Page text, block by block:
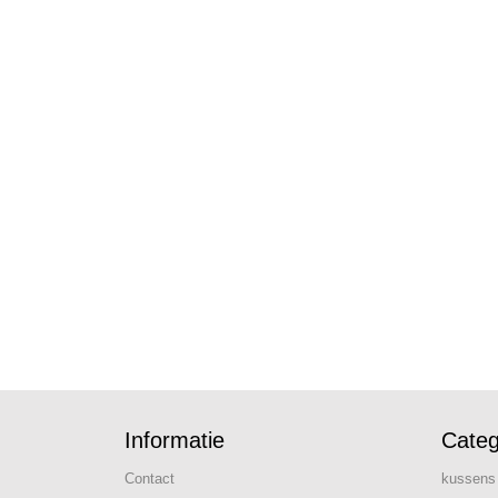
Informatie
Contact
kussens